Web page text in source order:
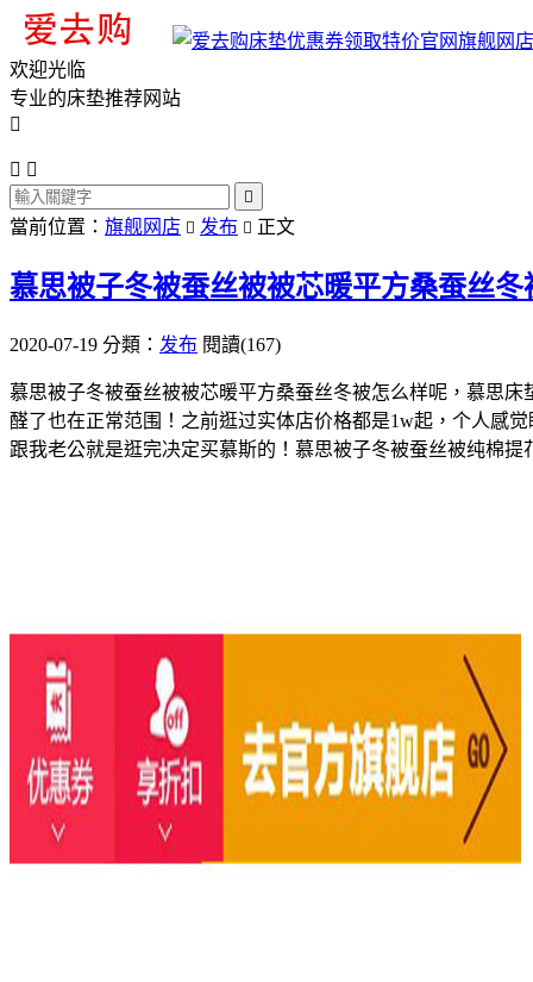
旗舰网店
欢迎光临
专业的床垫推荐网站

 

當前位置： 旗舰网店  发布  正文
慕思被子冬被蚕丝被被芯暖平方桑蚕丝冬
2020-07-19 分類： 发布 閱讀(167)
慕思被子冬被蚕丝被被芯暖平方桑蚕丝冬被怎么样呢，慕思
醛了也在正常范围！之前逛过实体店价格都是1w起，个人感
跟我老公就是逛完决定买慕斯的！慕思被子冬被蚕丝被纯棉提